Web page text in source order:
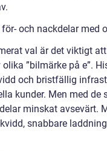
och nackdelar med
val är det viktigt
”bilmärke på e”.
och bristfällig
kunder. Men med de
minskat avsevärt.
snabbare